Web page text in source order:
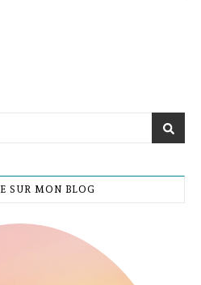
SUR MON BLOG